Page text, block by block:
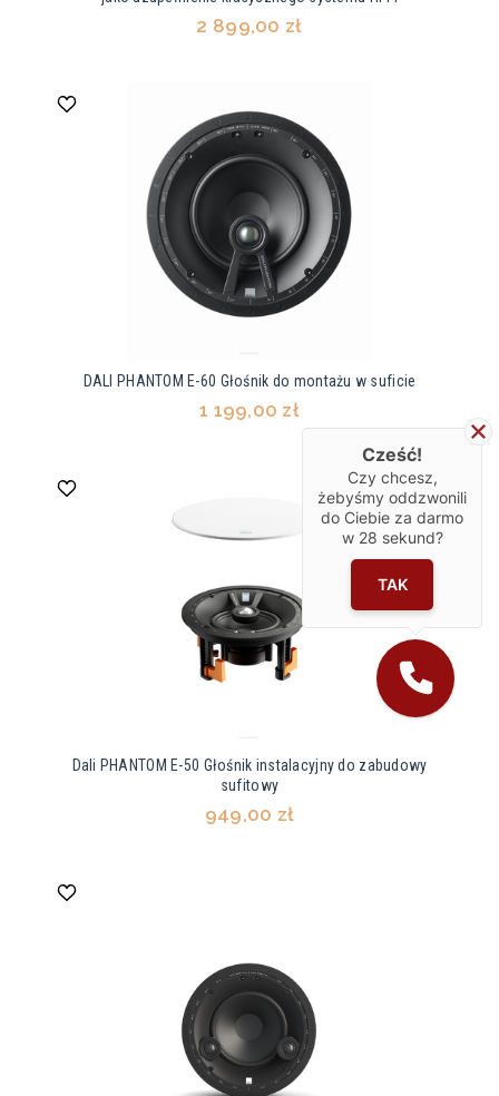
2 899,00 zł
DALI PHANTOM E-60 Głośnik do montażu w suficie
1 199,00 zł
Dali PHANTOM E-50 Głośnik instalacyjny do zabudowy
sufitowy
949,00 zł
Cześć!
Czy chcesz,
żebyśmy oddzwonili
do Ciebie za darmo
w 28 sekund?
TAK